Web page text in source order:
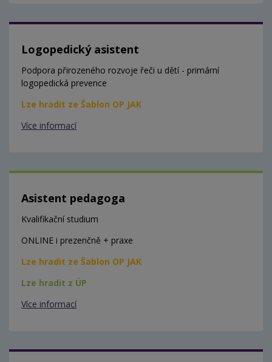
Logopedický asistent
Podpora přirozeného rozvoje řeči u dětí - primární
logopedická prevence
Lze hradit ze Šablon OP JAK
Více informací
Asistent pedagoga
Kvalifikační studium
ONLINE i prezenčně + praxe
Lze hradit ze Šablon OP JAK
Lze hradit z ÚP
Více informací